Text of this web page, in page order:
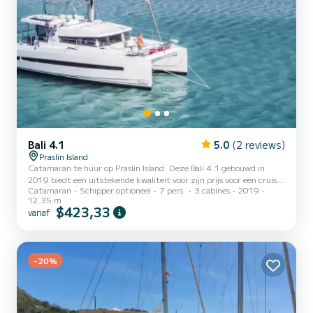
Bali 4.1 5.0 (2 reviews)
Praslin Island
Catamaran te huur op Praslin Island. Deze Bali 4.1 gebouwd in
2019 biedt een uitstekende kwaliteit voor zijn prijs voor een cruise
van een paar dagen of zelfs een paar weken. U gaat een
uitzonderlijke cruise beleven op deze catamaran van 12 meter. U
kunt maximaal 7 passagiers onderbrengen tijdens het cruisen en
een Full batten mainsail en een Furling genua. Het bes...
Catamaran Schipper optioneel 7 pers. 3 cabines
2019
12.35 m
vanaf $423,33
-20%